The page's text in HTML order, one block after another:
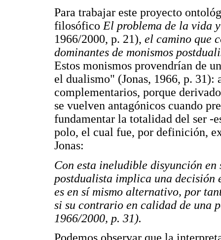
Para trabajar este proyecto
filosóficoEl problema de la vida
1966/2000, p. 21), el camino que
dominantes de monismos
Estos monismos provendrían de
el dualismo" (Jonas, 1966, p. 31):
complementarios, porque
se vuelven antagónicos cuando
fundamentar la totalidad del ser -
polo, el cual fue, por definición,
Jonas:
Con esta ineludible disyunción
postdualista implica una decisión
es en sí mismo alternativo, por
si su contrario en calidad de una
1966/2000, p. 31).